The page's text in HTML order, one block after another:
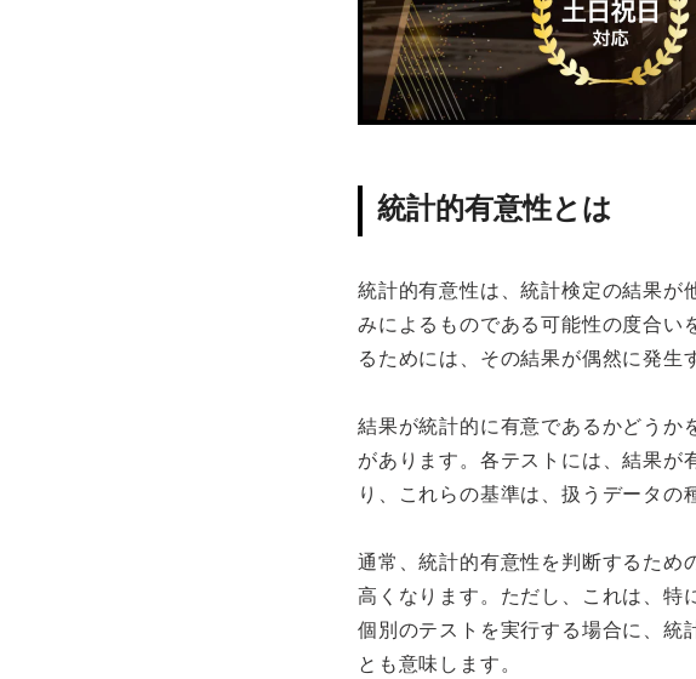
統計的有意性とは
統計的有意性は、統計検定の結果が
みによるものである可能性の度合い
るためには、その結果が偶然に発生
結果が統計的に有意であるかどうか
があります。各テストには、結果が
り、これらの基準は、扱うデータの
通常、統計的有意性を判断するため
高くなります。ただし、これは、特
個別のテストを実行する場合に、統
とも意味します。